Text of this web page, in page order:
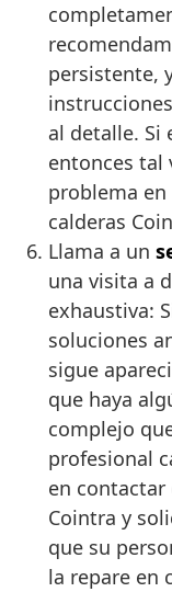
persistente,
al detalle. Si
entonces tal
problema
calderas
Llama a un
una visita a
exhaustiva:
soluciones
sigue
que haya
complejo
profesional
en contactar
Cointra y
que su
la repare en